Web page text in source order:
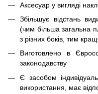
Аксесуар у вигляді
Збільшує відстань
(чим більша загальна
з різних боків, тим
Виготовлено в
законодавству
Є засобом
використання, має